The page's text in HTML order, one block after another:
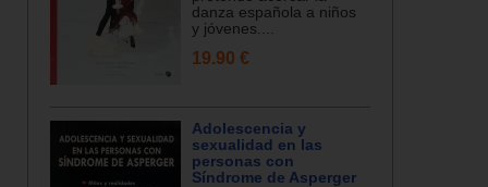
danza española a niños
y jóvenes....
19.90 €
Adolescencia y
sexualidad en las
personas con
Síndrome de Asperger